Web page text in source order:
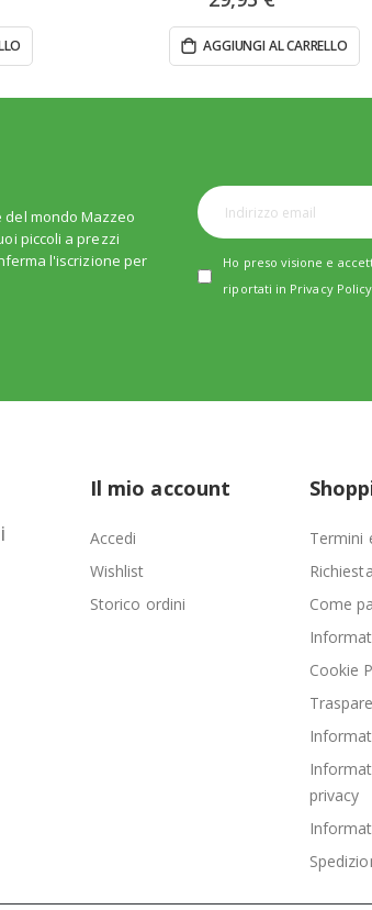
AGGIUNGI AL CARRELLO
mondo Mazzeo
piccoli a prezzi
l'iscrizione per
Ho preso visione e
riportati in Privacy Policy
Il mio account
Accedi
Wishlist
Storico ordini
Termini
Come
Cookie
privacy